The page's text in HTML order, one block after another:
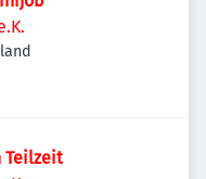
Teilzeit